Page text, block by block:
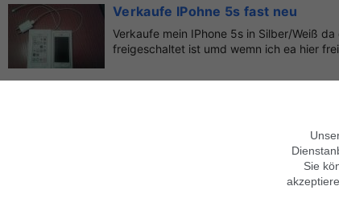
Verkaufe IPohne 5s fast neu
Verkaufe mein IPhone 5s in Silber/Weiß
freigeschaltet ist umd wemn ich ea hier
Samsung Galaxy Note 10 Plus
Handy Allgemeines Serien Samsung
Sie